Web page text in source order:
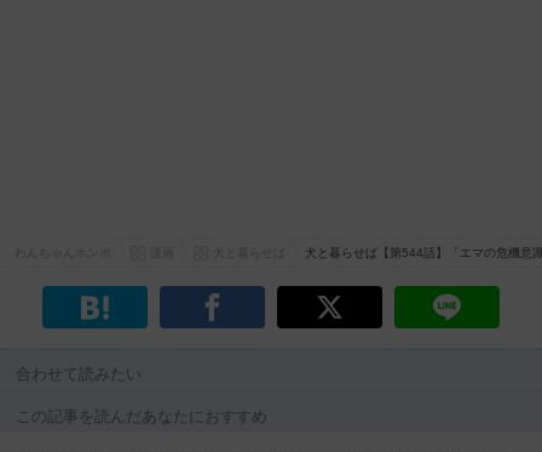
犬と暮らせば【第544話】「エマの危機意
合わせて読みたい
この記事を読んだあなたにおすすめ